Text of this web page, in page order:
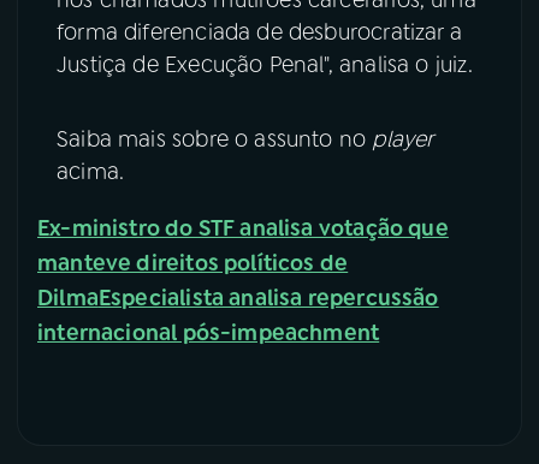
forma diferenciada de desburocratizar a
Justiça de Execução Penal", analisa o juiz.
Saiba mais sobre o assunto no player
acima.
Ex-ministro do STF analisa votação que
manteve direitos políticos de
DilmaEspecialista analisa repercussão
internacional pós-impeachment